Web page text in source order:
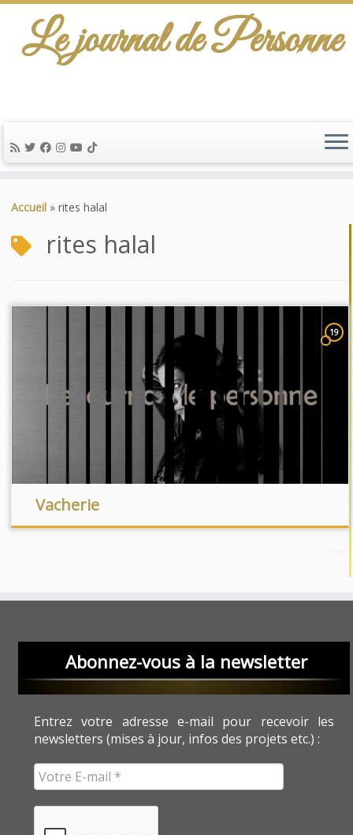
au
Le journal de Personne
Accueil » rites halal
rites halal
19
Vacherie
Abonnez-vous à la newsletter
Entrez votre adresse e-mail pour recevoir les
newsletters (mises à jour, infos des projets etc.) :